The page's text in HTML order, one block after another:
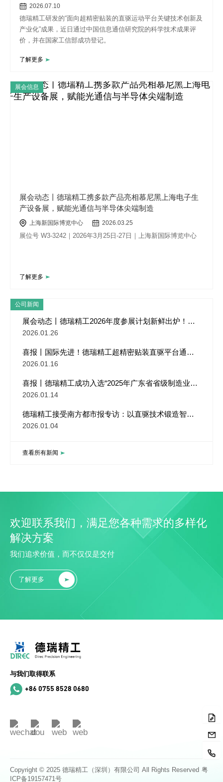
2026.07.10
德瑞精工研发的“面向超精密贴装的直驱运动平台关键技术创新及
产业化”成果，近日通过中国信息通信研究院的科学技术成果评
价，并在国家工信部成功登记。
了解更多
展会信息
展会动态丨德瑞精工携多款产品亮相慕尼黑上海电子生
产设备展，赋能光通信与半导体尖端制造
上海新国际博览中心 2026.03.25
展位号 W3-3242｜2026年3月25日-27日｜上海新国际博览中心
了解更多
公司新闻
展会动态丨德瑞精工2026年度参展计划新鲜出炉！慕
尼黑上海电子生产设备展预约通道正式开启！
2026.01.26
喜报丨国际先进！德瑞精工超精密贴装直驱平台通过
国家权威成果评价
2026.01.16
喜报丨德瑞精工成功入选“2025年广东省省级制造业单
项冠军企业”！
2026.01.14
德瑞精工接受南方都市报专访：以直驱技术锻造智能
制造“中国肌肉”
2026.01.04
查看所有新闻
欢迎联系我们，满足您各种需求的多样化
解决方案
我们追求价值，而不仅仅是交付
了解更多
与我们取得联系
+86 0755 8528 0680
Copyright © 2025 德瑞精工（深圳）有限公司 All Rights Reserved 粤
ICP备19157471号